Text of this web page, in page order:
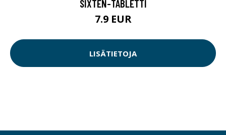
SIXTEN-TABLETTI
7.9 EUR
LISÄTIETOJA